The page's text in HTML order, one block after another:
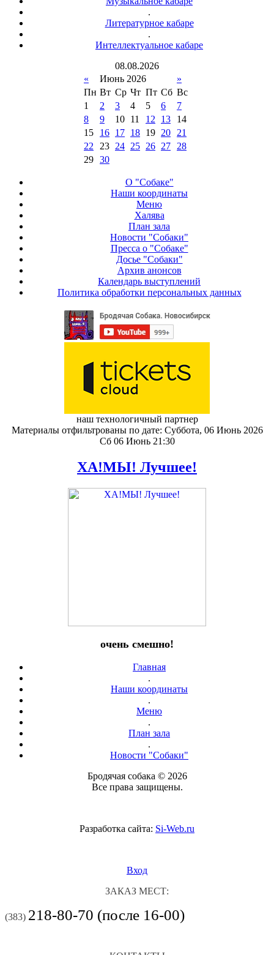
.
Литературное кабаре
.
Интеллектуальное кабаре
08.08.2026
«
Июнь 2026
»
Пн Вт Ср Чт Пт Сб Вс
1
2 3 4 5 6
7
8
9 10 11 12 13
14
15
16 17 18 19 20
21
22
23 24 25 26 27
28
29 30
О "Собаке"
Наши координаты
Меню
Халява
План зала
Новости "Собаки"
Пресса о "Собаке"
Досье "Собаки"
Архив анонсов
Календарь выступлений
Политика обработки персональных данных
наш технологичный партнер
Материалы отфильтрованы по дате: Суббота, 06 Июнь 2026
Сб 06 Июнь 21:30
ХА!МЫ! Лучшее!
очень смешно!
Главная
.
Наши координаты
.
Меню
.
План зала
.
Новости "Собаки"
Бродячая собака © 2026
Все права защищены.
Разработка сайта: Si-Web.ru
Вход
ЗАКАЗ МЕСТ:
(383) 218-80-70 (после 16-00)